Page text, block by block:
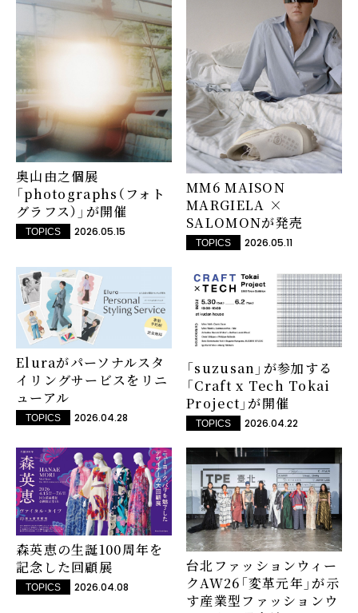
奥山由之個展
「photographs（フォト
グラフス）」が開催
TOPICS 2026.05.15
MM6 MAISON
MARGIELA ×
SALOMONが発売
TOPICS 2026.05.11
Eluraがパーソナルスタ
イリングサービスをリニ
ューアル
TOPICS 2026.04.28
「suzusan」が参加する
「Craft x Tech Tokai
Project」が開催
TOPICS 2026.04.22
森英恵の生誕100周年を
記念した回顧展
TOPICS 2026.04.08
台北ファッションウィー
クAW26「変革元年」が示
す産業型ファッションウ